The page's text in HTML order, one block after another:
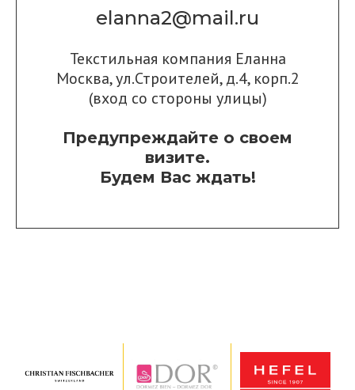
elanna2@mail.ru
Текстильная компания Еланна
Москва, ул.Строителей, д.4, корп.2
(вход со стороны улицы)
Предупреждайте о своем
визите.
Будем Вас ждать!